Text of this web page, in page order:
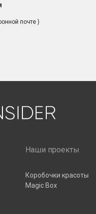
почте )
Наши проекты
Коробочки красоты
Magic Box